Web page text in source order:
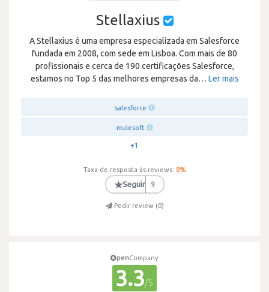
Stellaxius
A Stellaxius é uma empresa especializada em Salesforce
fundada em 2008, com sede em Lisboa. Com mais de 80
profissionais e cerca de 190 certificações Salesforce,
estamos no Top 5 das melhores empresas da… Ler mais
salesforce
mulesoft
+1
Taxa de resposta às reviews: 0%
★Seguir 9
Pedir review (0)
penCompany
3.3/5